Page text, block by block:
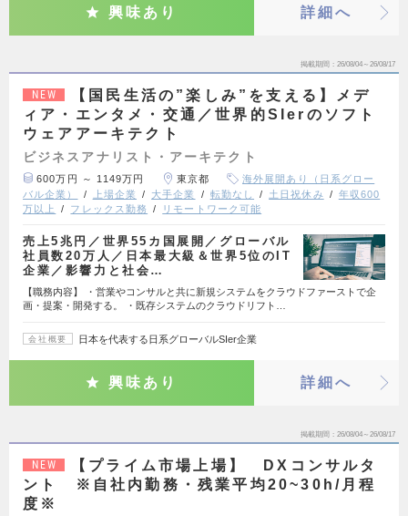
興味あり 詳細へ
掲載期間 26/08/04～26/08/17
NEW
【国民生活の”楽しみ”を支える】メデ
ィア・エンタメ・交通／世界的SIerのソフト
ウェアアーキテクト
ビジネスアナリスト・アーキテクト
600万円 ～ 1149万円 東京都
海外展開あり（日系グロー
バル企業）
上場企業 大手企業 転勤なし 土日祝休み
年収600
万以上
フレックス勤務 リモートワーク可能
売上5兆円／世界55カ国展開／グローバル
社員数20万人／日本最大級＆世界5位のIT
企業／影響力と社会…
【職務内容】 ・営業やコンサルと共に新規システムをクラウドファーストで企
画・提案・開発する。 ・既存システムのクラウドリフト…
会社概要 日本を代表する日系グローバルSIer企業
興味あり 詳細へ
掲載期間 26/08/04～26/08/17
NEW
【プライム市場上場】 DXコンサルタ
ント ※自社内勤務・残業平均20~30h/月程
度※